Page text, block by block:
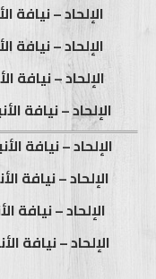
الإلحاد – نيافة
الإلحاد – نيافة
الإلحاد – نيافة
الإلحاد – نيافة
الإلحاد – نيافة
الإلحاد – نيافة
الإلحاد – نيافة
الإلحاد – نيافة